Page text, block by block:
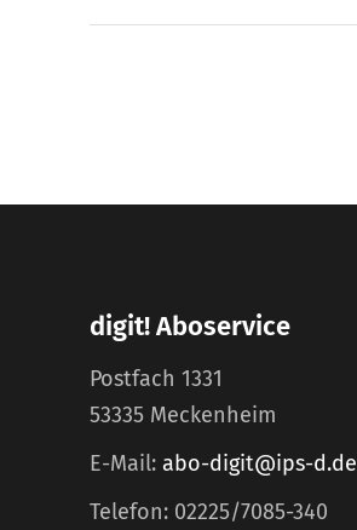
digit! Aboservice
Postfach 1331
53335 Meckenheim
E-Mail: abo-digit@ips-d.de
Telefon: 02225/7085-340